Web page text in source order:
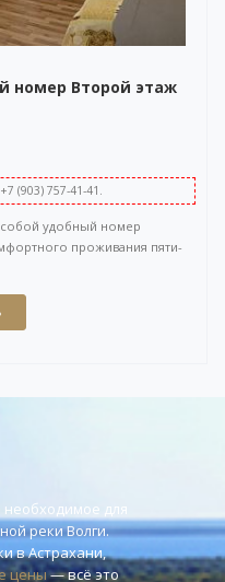
номер Второй этаж
(903) 757-41-41.
собой удобный номер
проживания пяти-
второй три кровати (90см) +
балкона.
нижнем углу нашего сайта,
необходимое для
реки Волги.
в Астрахани,
цены— всё это